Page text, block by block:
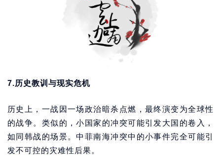
7.历史教训与现实危机
历史上，一战因一场政治暗杀点燃，最终演变为全球性
的战争。类似的，小国家的冲突可能引发大国的卷入，
如同韩战的场景。中菲南海冲突中的小事件完全可能引
发不可控的灾难性后果。